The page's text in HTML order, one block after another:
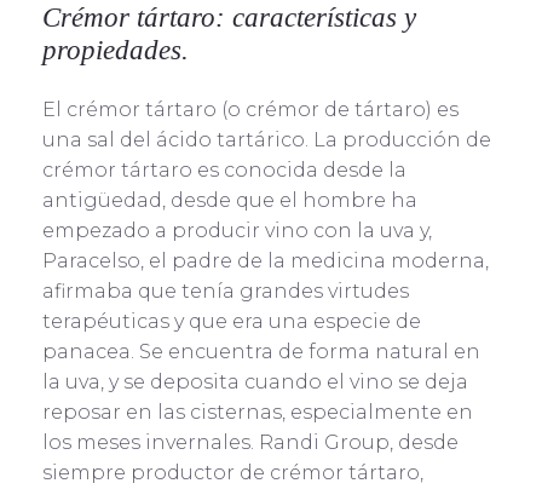
Crémor tártaro: características y
propiedades.
El crémor tártaro (o crémor de tártaro) es
una sal del ácido tartárico. La producción de
crémor tártaro es conocida desde la
antigüedad, desde que el hombre ha
empezado a producir vino con la uva y,
Paracelso, el padre de la medicina moderna,
afirmaba que tenía grandes virtudes
terapéuticas y que era una especie de
panacea. Se encuentra de forma natural en
la uva, y se deposita cuando el vino se deja
reposar en las cisternas, especialmente en
los meses invernales. Randi Group, desde
siempre productor de crémor tártaro,